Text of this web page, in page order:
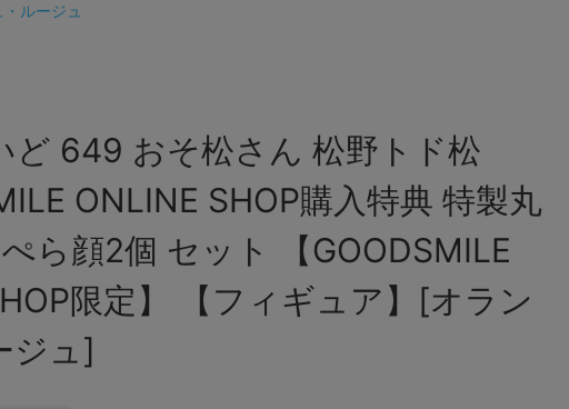
ルージュ
ど 649 おそ松さん 松野トド松
ONLINE SHOP購入特典 特製丸
ら顔2個 セット 【GOODSMILE
限定】 【フィギュア】[オラン
ジュ]